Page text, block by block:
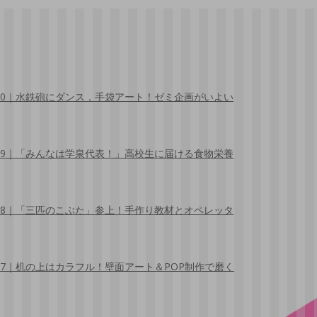
水鉄砲にダンス，手袋アート！ゼミ企画がいよい
「みんなは学泉代表！」高校生に届ける食物栄養
「三匹のこぶた」参上！手作り教材とオペレッタ
机の上はカラフル！壁面アート＆POP制作で磨く